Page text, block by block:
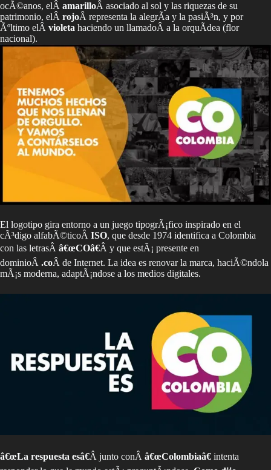
ocÃ©anos, elÂ amarilloÂ asociado al sol y las riquezas de su
patrimonio, elÂ rojoÂ representa la alegrÃ­a y la pasiÃ³n, y por
Ãºltimo elÂ violeta haciendo un llamadoÂ a la orquÃ­dea (flor
nacional).
El logotipo gira entorno a un juego tipogrÃ¡fico inspirado en el
cÃ³digo alfabÃ©ticoÂ ISO, que desde 1974 identifica a Colombia
con las letrasÂ â€œCOâ€Â y que estÃ¡ presente en
dominioÂ .coÂ de Internet. La idea es renovar la marca, haciÃ©ndola
mÃ¡s moderna, adaptÃ¡ndose a los medios digitales.
â€œLa respuesta esâ€Â junto conÂ â€œColombiaâ€ intenta